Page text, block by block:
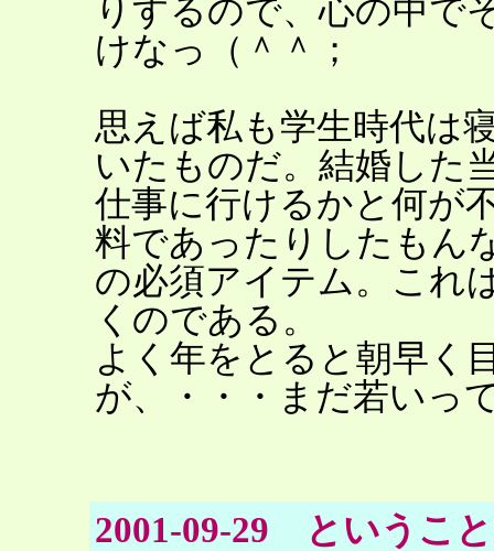
りするので、心の中で
けなっ（＾＾；
思えば私も学生時代は
いたものだ。結婚した
仕事に行けるかと何が
料であったりしたもん
の必須アイテム。これ
くのである。
よく年をとると朝早く
が、・・・まだ若いっ
2001-09-29 というこ